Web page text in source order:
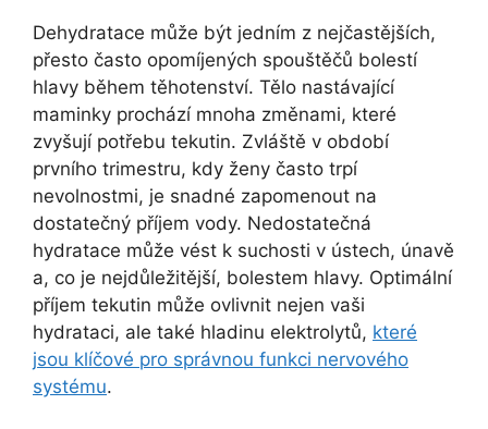
Dehydratace může být jedním z nejčastějších,
přesto často opomíjených spouštěčů bolestí
hlavy během těhotenství. Tělo nastávající
maminky prochází mnoha změnami, které
zvyšují potřebu tekutin. Zvláště v období
prvního trimestru, kdy ženy často trpí
nevolnostmi, je snadné zapomenout na
dostatečný příjem vody. Nedostatečná
hydratace může vést k suchosti v ústech, únavě
a, co je nejdůležitější, bolestem hlavy. Optimální
příjem tekutin může ovlivnit nejen vaši
hydrataci, ale také hladinu elektrolytů, které
jsou klíčové pro správnou funkci nervového
systému.